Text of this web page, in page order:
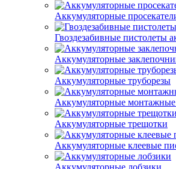
Аккумуляторные
Гвоздезабивные пистолеты
Аккумуляторные
Аккумуляторные труборезы
Аккумуляторные
Аккумуляторные трещотки
Аккумуляторные клеевые
Аккумуляторные лобзики